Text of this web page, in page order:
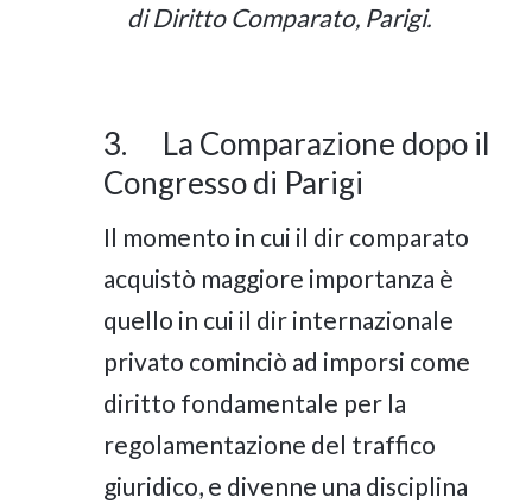
di Diritto Comparato, Parigi.
3. La Comparazione dopo il
Congresso di Parigi
Il momento in cui il dir comparato
acquistò maggiore importanza è
quello in cui il dir internazionale
privato cominciò ad imporsi come
diritto fondamentale per la
regolamentazione del traffico
giuridico, e divenne una disciplina